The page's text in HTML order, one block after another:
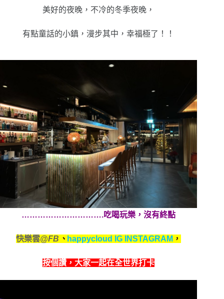
美好的夜晚，不冷的冬季夜晚，
有點童話的小鎮，漫步其中，幸福極了！！
………………………….吃喝玩樂，沒有終點
快樂雲@FB 、 happycloud IG INSTAGRAM ，
按個讚， 大家一起在全世界打卡